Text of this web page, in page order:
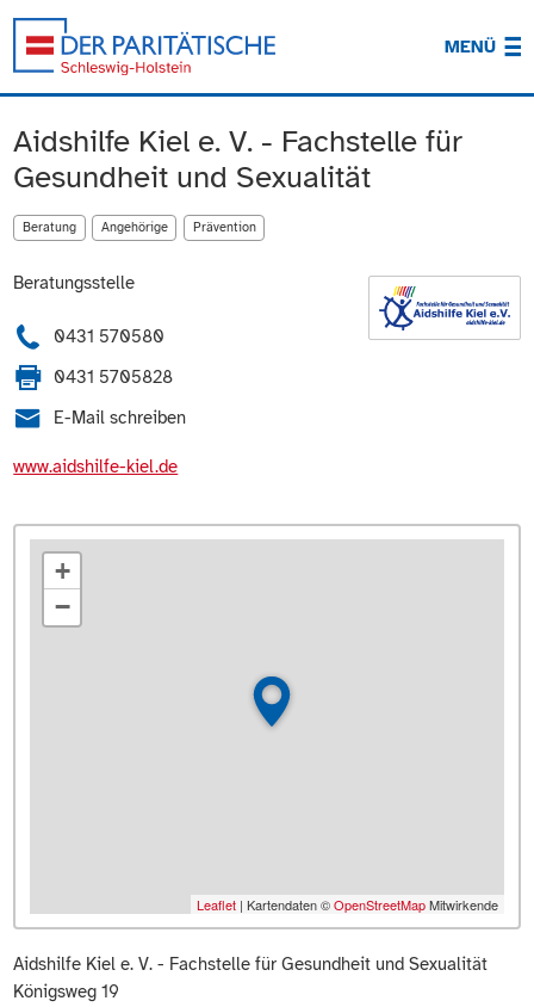
MENÜ
Aidshilfe Kiel e. V. - Fachstelle für
Gesundheit und Sexualität
Beratung Angehörige Prävention
Beratungsstelle
0431 570580
0431 5705828
E-Mail schreiben
www.aidshilfe-kiel.de
+
−
Leaflet | Kartendaten ©OpenStreetMapMitwirkende
Aidshilfe Kiel e. V. - Fachstelle für Gesundheit und Sexualität
Königsweg 19